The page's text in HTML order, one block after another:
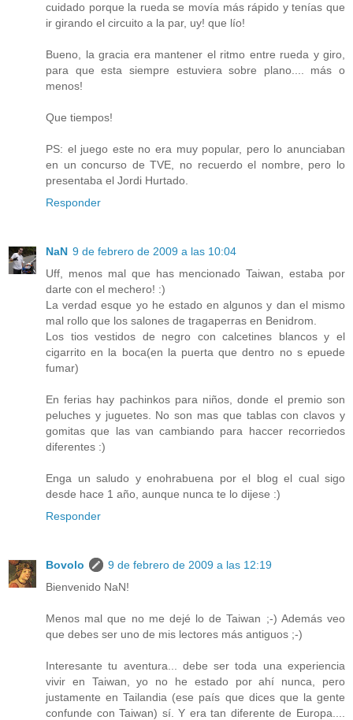
cuidado porque la rueda se movía más rápido y tenías que
ir girando el circuito a la par, uy! que lío!
Bueno, la gracia era mantener el ritmo entre rueda y giro,
para que esta siempre estuviera sobre plano.... más o
menos!
Que tiempos!
PS: el juego este no era muy popular, pero lo anunciaban
en un concurso de TVE, no recuerdo el nombre, pero lo
presentaba el Jordi Hurtado.
Responder
NaN 9 de febrero de 2009 a las 10:04
Uff, menos mal que has mencionado Taiwan, estaba por
darte con el mechero! :)
La verdad esque yo he estado en algunos y dan el mismo
mal rollo que los salones de tragaperras en Benidrom.
Los tios vestidos de negro con calcetines blancos y el
cigarrito en la boca(en la puerta que dentro no s epuede
fumar)
En ferias hay pachinkos para niños, donde el premio son
peluches y juguetes. No son mas que tablas con clavos y
gomitas que las van cambiando para haccer recorriedos
diferentes :)
Enga un saludo y enohrabuena por el blog el cual sigo
desde hace 1 año, aunque nunca te lo dijese :)
Responder
Bovolo
9 de febrero de 2009 a las 12:19
Bienvenido NaN!
Menos mal que no me dejé lo de Taiwan ;-) Además veo
que debes ser uno de mis lectores más antiguos ;-)
Interesante tu aventura... debe ser toda una experiencia
vivir en Taiwan, yo no he estado por ahí nunca, pero
justamente en Tailandia (ese país que dices que la gente
confunde con Taiwan) sí. Y era tan diferente de Europa....